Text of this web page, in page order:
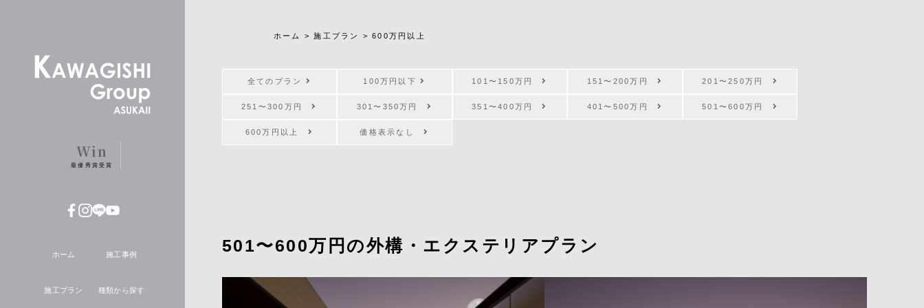
Win
最優秀賞受賞
ホーム 施工事例
施工プラン 種類から探す
ホーム >施工プラン >600万円以上
全てのプラン 100万円以下 101〜150万円 151〜200万円 201〜250万円
251〜300万円 301〜350万円 351〜400万円 401〜500万円 501〜600万円
600万円以上 価格表示なし
501〜600万円の外構・エクステリアプラン